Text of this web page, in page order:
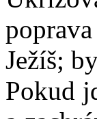
Ježíš;
Pokud